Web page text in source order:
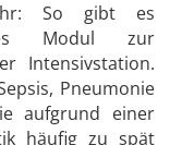
So gibt es
Modul zur
Intensivstation.
Pneumonie
aufgrund einer
häufig zu spät